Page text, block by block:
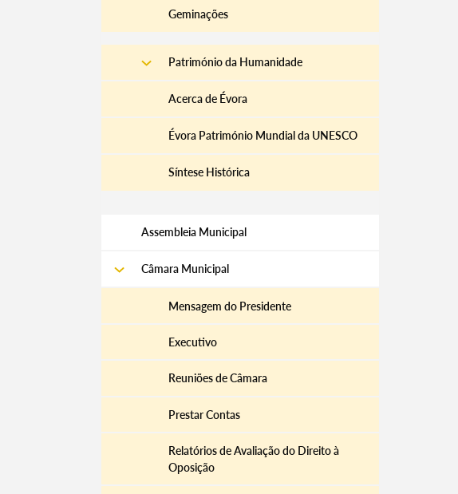
Geminações
Património da Humanidade
Acerca de Évora
Évora Património Mundial da UNESCO
Síntese Histórica
Assembleia Municipal
Câmara Municipal
Mensagem do Presidente
Executivo
Reuniões de Câmara
Prestar Contas
Relatórios de Avaliação do Direito à
Oposição